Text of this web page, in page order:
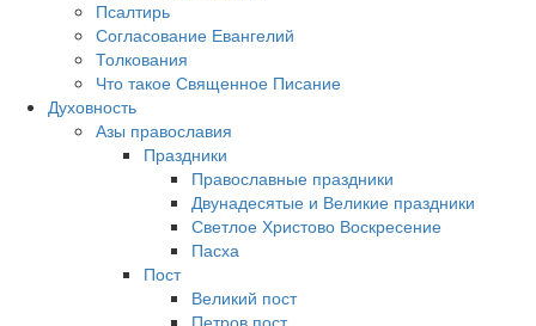
Псалтирь
Согласование Евангелий
Толкования
Что такое Священное Писание
Духовность
Азы православия
Праздники
Православные праздники
Двунадесятые и Великие праздники
Светлое Христово Воскресение
Пасха
Пост
Великий пост
Петров пост